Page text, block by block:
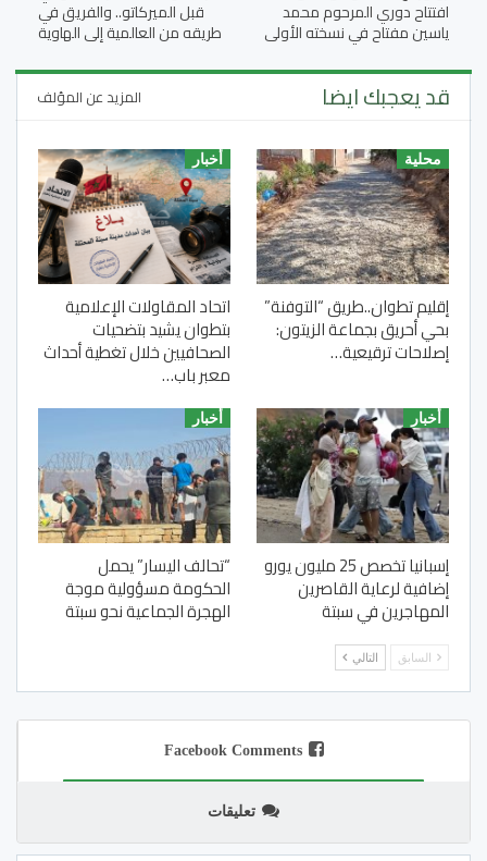
افتتاح دوري المرحوم محمد
ياسين مفتاح في نسخته الأولى
قبل الميركاتو.. والفريق في
طريقه من العالمية إلى الهاوية
قد يعجبك ايضا المزيد عن المؤلف
محلية
إقليم تطوان..طريق “التوفنة”
بحي أحريق بجماعة الزيتون:
إصلاحات ترقيعية…
أخبار
اتحاد المقاولات الإعلامية
بتطوان يشيد بتضحيات
الصحافيين خلال تغطية أحداث
معبر باب…
أخبار
إسبانيا تخصص 25 مليون يورو
إضافية لرعاية القاصرين
المهاجرين في سبتة
أخبار
“تحالف اليسار” يحمل
الحكومة مسؤولية موجة
الهجرة الجماعية نحو سبتة
السابق التالي
Facebook Comments
تعليقات